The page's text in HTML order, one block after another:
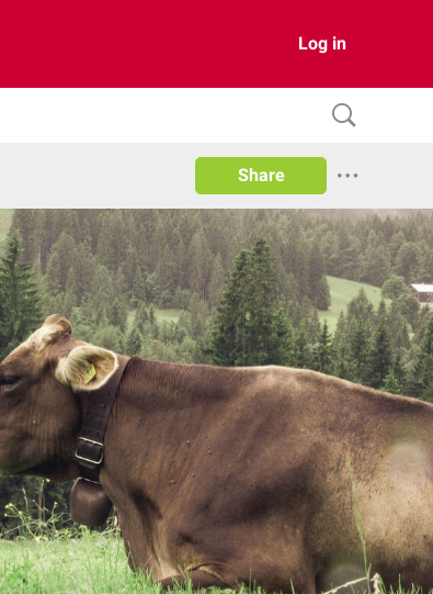
Log in
Share